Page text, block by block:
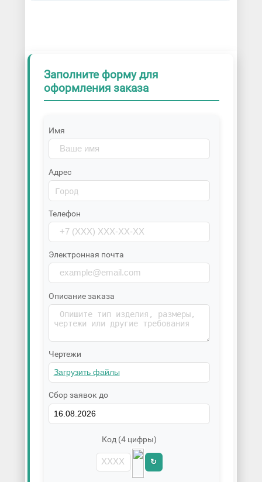
Заполните форму для
оформления заказа
Имя
Адрес
Телефон
Электронная почта
Описание заказа
Чертежи
Сбор заявок до
Код (4 цифры)
↻